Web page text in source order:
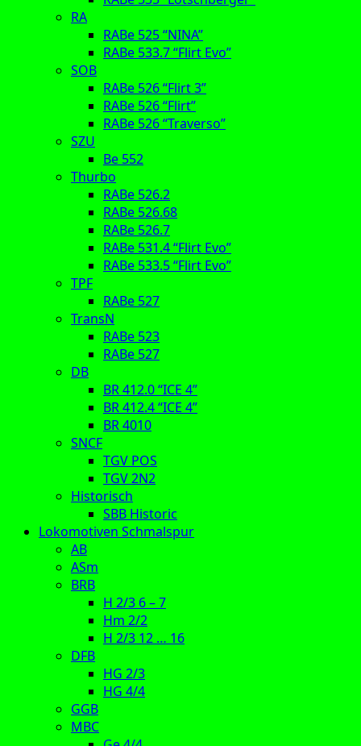
RA
RABe 525 “NINA”
RABe 533.7 “Flirt Evo”
SOB
RABe 526 “Flirt 3”
RABe 526 “Flirt”
RABe 526 “Traverso”
SZU
Be 552
Thurbo
RABe 526.2
RABe 526.68
RABe 526.7
RABe 531.4 “Flirt Evo”
RABe 533.5 “Flirt Evo”
TPF
RABe 527
TransN
RABe 523
RABe 527
DB
BR 412.0 “ICE 4”
BR 412.4 “ICE 4”
BR 4010
SNCF
TGV POS
TGV 2N2
Historisch
SBB Historic
Lokomotiven Schmalspur
AB
ASm
BRB
H 2/3 6 – 7
Hm 2/2
H 2/3 12 … 16
DFB
HG 2/3
HG 4/4
GGB
MBC